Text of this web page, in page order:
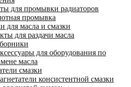
для промывки радиаторов
промывка
для масла и смазки
для раздачи масла
для оборудования по
масла
смазки
консистентной смазки